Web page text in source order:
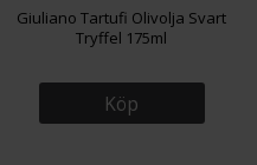
Giuliano Tartufi Olivolja Svart
Tryffel 175ml
Köp